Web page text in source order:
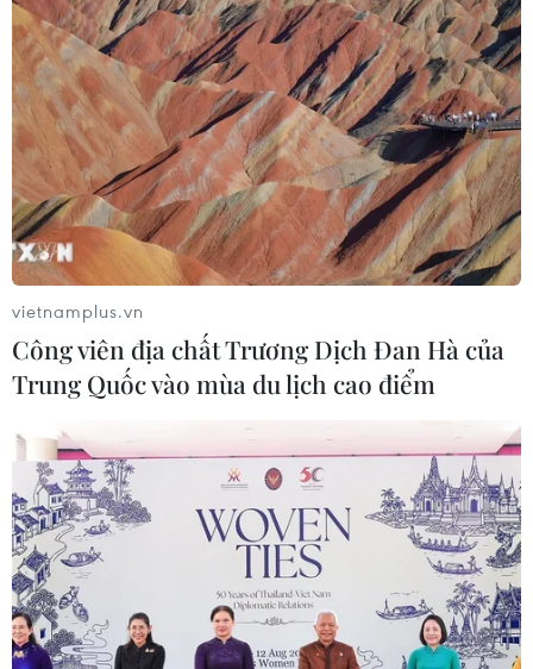
Số liệu sơ bộ cho thấy 133 trong tổng số 161 khu vực bầu
cử sẽ cần tiến hành bầu cử vòng hai, với chỉ 23 ứng cử
viên xác nhận có ghế trong quốc hội mới.
Tunisia ấn định thời điểm bầu cử quốc hội
vòng hai vào cuối tháng Một
24/01/2023 03:27
Cơ quan Bầu cử cấp cao độc lập Tunisa hy vọng sẽ có
vietnamplus.vn
Công viên địa chất Trương Dịch Đan Hà của
Trung Quốc vào mùa du lịch cao điểm